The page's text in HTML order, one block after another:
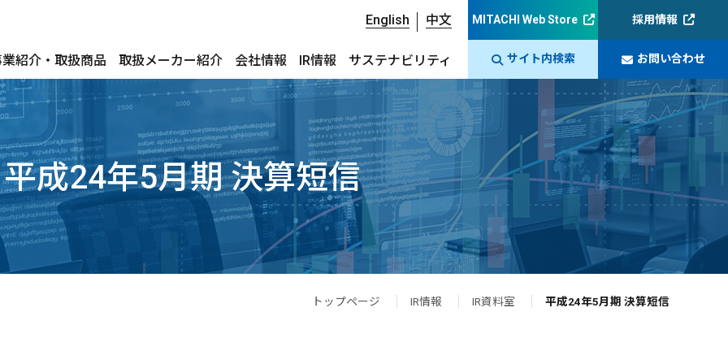
English 中文
紹介・取扱商品 取扱メーカー紹介 会社情報 IR情報 サステナビリティ
MITACHI Web Store 採用情報
サイト内検索 お問い合わせ
平成24年5月期 決算短信
トップページ IR情報 IR資料室 平成24年5月期 決算短信